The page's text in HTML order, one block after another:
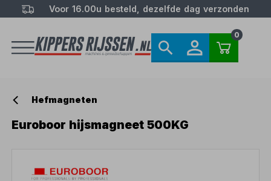
Voor 16.00u besteld, dezelfde dag verzonden
0
Hefmagneten
Euroboor hijsmagneet 500KG